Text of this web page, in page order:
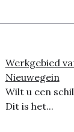
Werkgebied
Nieuwegein
Wilt u een
Dit is het...